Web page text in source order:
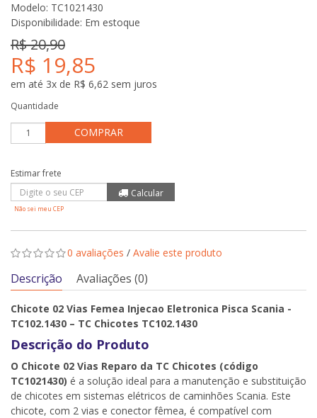
Modelo: TC1021430
Disponibilidade: Em estoque
R$ 20,90
R$ 19,85
em até 3x de R$ 6,62 sem juros
Quantidade
COMPRAR
Não sei meu CEP
0 avaliações / Avalie este produto
Descrição Avaliações (0)
Chicote 02 Vias Femea Injecao Eletronica Pisca Scania -
TC102.1430 – TC Chicotes TC102.1430
Descrição do Produto
O Chicote 02 Vias Reparo da TC Chicotes (código
TC1021430) é a solução ideal para a manutenção e substituição
de chicotes em sistemas elétricos de caminhões Scania. Este
chicote, com 2 vias e conector fêmea, é compatível com